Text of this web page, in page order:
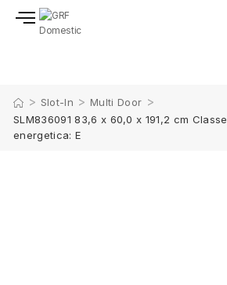
> Slot-In > Multi Door >
SLM836091 83,6 x 60,0 x 191,2 cm Classe
energetica: E